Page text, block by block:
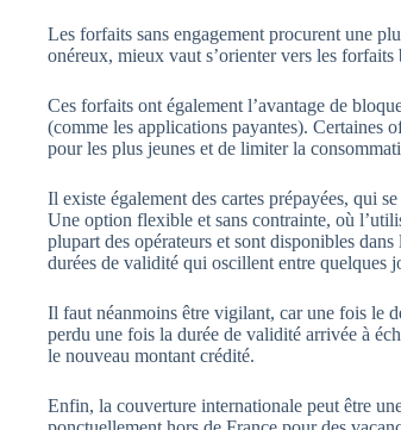
Les forfaits sans engagement procurent une
onéreux, mieux vaut s’orienter vers les
Ces forfaits ont également l’avantage de
(comme les applications payantes). Certaines
pour les plus jeunes et de limiter la
Il existe également des cartes prépayées, qui
Une option flexible et sans contrainte, où
plupart des opérateurs et sont disponibles
durées de validité qui oscillent entre quelques
Il faut néanmoins être vigilant, car une fois le
perdu une fois la durée de validité arrivée à
le nouveau montant crédité.
Enfin, la couverture internationale peut être